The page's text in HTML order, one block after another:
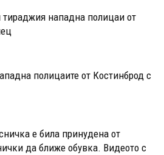
тираджия нападна полицаи от
полицаите от Костинброд с
е била принудена от
да ближе обувка. Видеото с